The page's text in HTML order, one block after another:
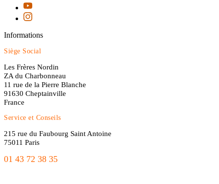
Informations
Siège Social
Les Frères Nordin
ZA du Charbonneau
11 rue de la Pierre Blanche
91630 Cheptainville
France
Service et Conseils
215 rue du Faubourg Saint Antoine
75011 Paris
01 43 72 38 35